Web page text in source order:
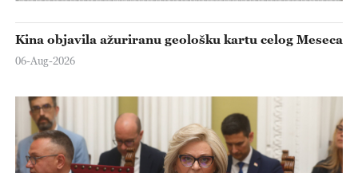
Kina objavila ažuriranu geološku kartu celog Meseca
06-Aug-2026